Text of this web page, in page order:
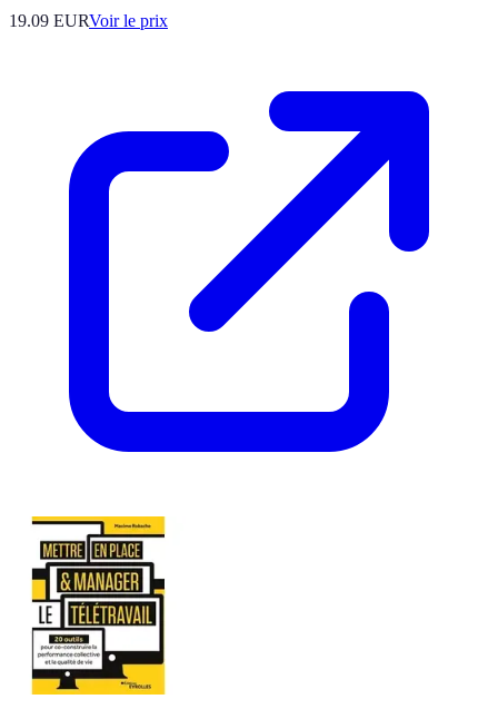
19.09 EURVoir le prix